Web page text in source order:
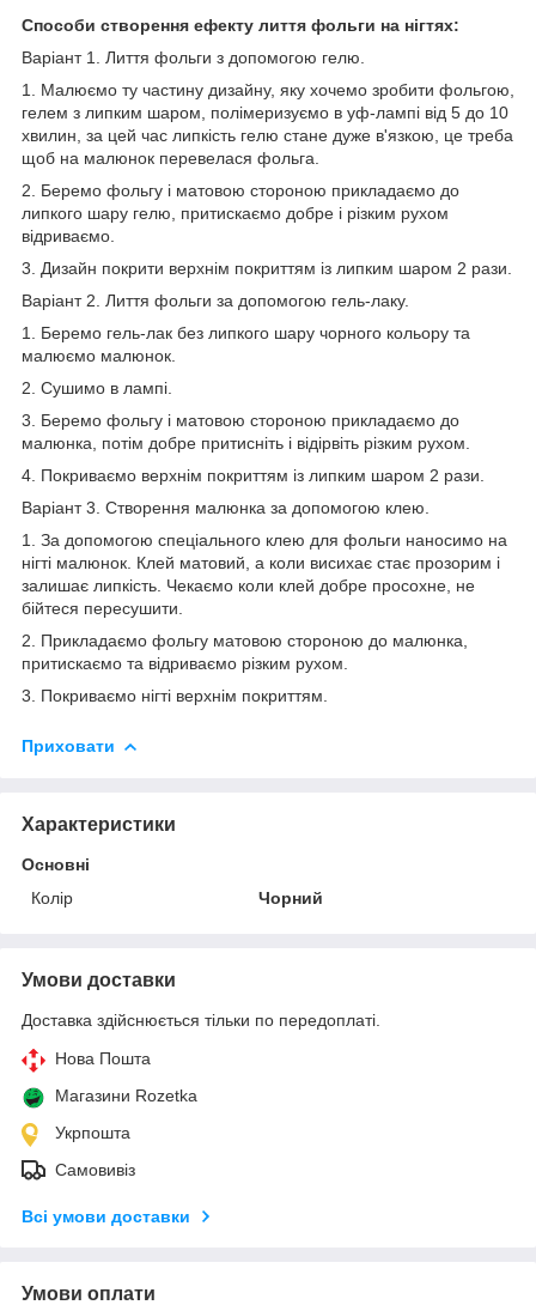
Способи створення ефекту лиття фольги на нігтях:
Варіант 1. Лиття фольги з допомогою гелю.
1. Малюємо ту частину дизайну, яку хочемо зробити фольгою,
гелем з липким шаром, полімеризуємо в уф-лампі від 5 до 10
хвилин, за цей час липкість гелю стане дуже в'язкою, це треба
щоб на малюнок перевелася фольга.
2. Беремо фольгу і матовою стороною прикладаємо до
липкого шару гелю, притискаємо добре і різким рухом
відриваємо.
3. Дизайн покрити верхнім покриттям із липким шаром 2 рази.
Варіант 2. Лиття фольги за допомогою гель-лаку.
1. Беремо гель-лак без липкого шару чорного кольору та
малюємо малюнок.
2. Сушимо в лампі.
3. Беремо фольгу і матовою стороною прикладаємо до
малюнка, потім добре притисніть і відірвіть різким рухом.
4. Покриваємо верхнім покриттям із липким шаром 2 рази.
Варіант 3. Створення малюнка за допомогою клею.
1. За допомогою спеціального клею для фольги наносимо на
нігті малюнок. Клей матовий, а коли висихає стає прозорим і
залишає липкість. Чекаємо коли клей добре просохне, не
бійтеся пересушити.
2. Прикладаємо фольгу матовою стороною до малюнка,
притискаємо та відриваємо різким рухом.
3. Покриваємо нігті верхнім покриттям.
Приховати
Характеристики
Основні
Колір
Чорний
Умови доставки
Доставка здійснюється тільки по передоплаті.
Нова Пошта
Магазини Rozetka
Укрпошта
Самовивіз
Всі умови доставки
Умови оплати